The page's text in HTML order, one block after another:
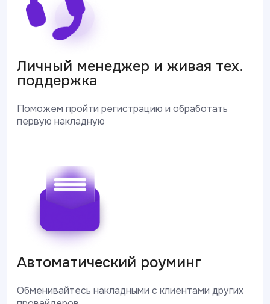
Личный менеджер и живая тех.
поддержка
Поможем пройти регистрацию и обработать
первую накладную
Автоматический роуминг
Обменивайтесь накладными с клиентами других